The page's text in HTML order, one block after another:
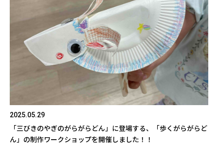
2025.05.29
「三びきのやぎのがらがらどん」に登場する、「歩くがらがらど
ん」の制作ワークショップを開催しました！！